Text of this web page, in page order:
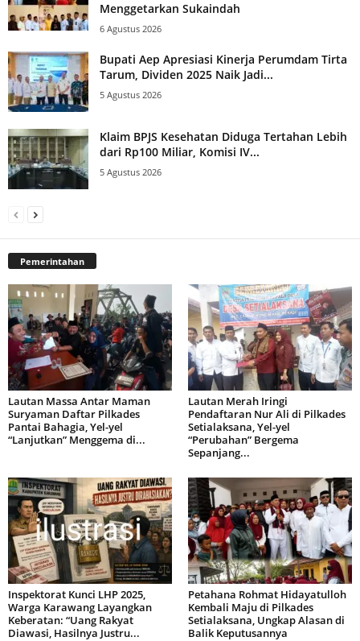
Menggetarkan Sukaindah
6 Agustus 2026
Bupati Aep Apresiasi Kinerja Perumdam Tirta
Tarum, Dividen 2025 Naik Jadi...
5 Agustus 2026
Klaim BPJS Kesehatan Diduga Tertahan Lebih
dari Rp100 Miliar, Komisi IV...
5 Agustus 2026
Pemerintahan
Lautan Massa Antar Maman
Suryaman Daftar Pilkades
Pantai Bahagia, Yel-yel
“Lanjutkan” Menggema di...
Lautan Merah Iringi
Pendaftaran Nur Ali di Pilkades
Setialaksana, Yel-yel
“Perubahan” Bergema
Sepanjang...
Inspektorat Kunci LHP 2025,
Warga Karawang Layangkan
Keberatan: “Uang Rakyat
Diawasi, Hasilnya Justru...
Petahana Rohmat Hidayatulloh
Kembali Maju di Pilkades
Setialaksana, Ungkap Alasan di
Balik Keputusannya